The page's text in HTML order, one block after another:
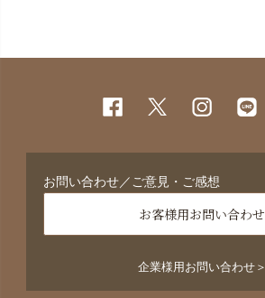
お問い合わせ／ご意見・ご感想
お客様用お問い合わせ
企業様用お問い合わせ＞